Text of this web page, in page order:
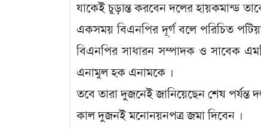
যাকেই চুড়ান্ত করবেন দলের হায়কমান্ড
একসময় বিএনপির দূর্গ বলে পরিচিত
বিএনপির সাধারন সম্পাদক ও সাবেক
এনামুল হক এনামকে ।
তবে তারা দুজনেই জানিয়েছেন শেষ পর্যন্ত
কাল দুজনই মনোনয়নপত্র জমা দিবেন ।